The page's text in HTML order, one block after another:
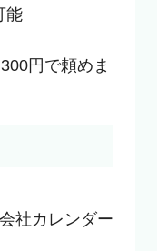
能
円で頼めま
社カレンダー